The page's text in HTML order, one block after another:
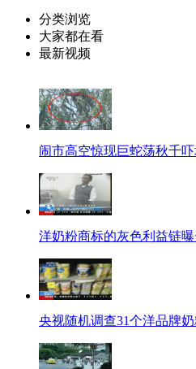
分类浏览
大家都在看
最新视频
闹市高空惊现巨蛇荡秋千吓
洋奶粉商标的灰色利益链
央视随机调查31个洋品牌